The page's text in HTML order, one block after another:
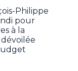
Philippe
pour
à la